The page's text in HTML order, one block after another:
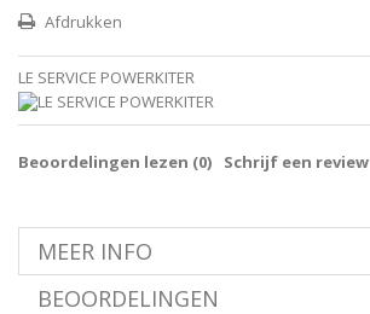
Afdrukken
LE SERVICE POWERKITER
Beoordelingen lezen (0) Schrijf een review
MEER INFO
BEOORDELINGEN